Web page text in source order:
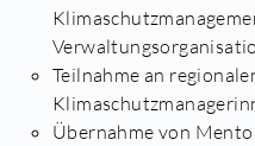
Teilnahme an
Übernahme von